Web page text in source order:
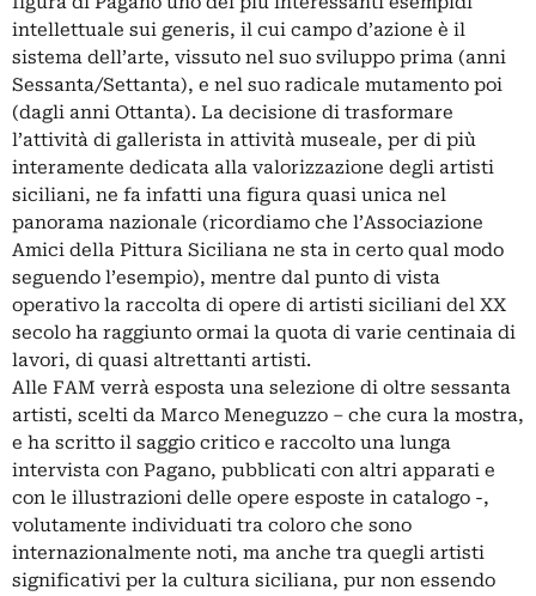
intellettuale sui generis, il cui campo d’azione è il
sistema dell’arte, vissuto nel suo sviluppo prima (anni
Sessanta/Settanta), e nel suo radicale mutamento poi
(dagli anni Ottanta). La decisione di trasformare
l’attività di gallerista in attività museale, per di più
interamente dedicata alla valorizzazione degli artisti
siciliani, ne fa infatti una figura quasi unica nel
panorama nazionale (ricordiamo che l’Associazione
Amici della Pittura Siciliana ne sta in certo qual modo
seguendo l’esempio), mentre dal punto di vista
operativo la raccolta di opere di artisti siciliani del XX
secolo ha raggiunto ormai la quota di varie centinaia di
lavori, di quasi altrettanti artisti.
Alle FAM verrà esposta una selezione di oltre sessanta
artisti, scelti da Marco Meneguzzo – che cura la mostra,
e ha scritto il saggio critico e raccolto una lunga
intervista con Pagano, pubblicati con altri apparati e
con le illustrazioni delle opere esposte in catalogo -,
volutamente individuati tra coloro che sono
internazionalmente noti, ma anche tra quegli artisti
significativi per la cultura siciliana, pur non essendo